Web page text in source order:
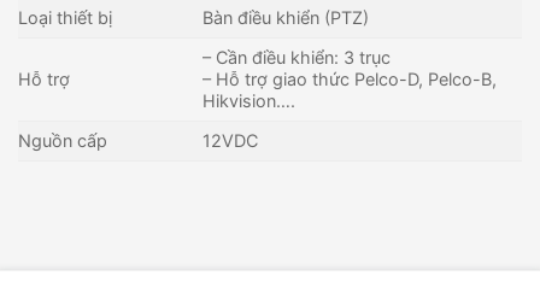
Loại thiết bị Bàn điều khiển (PTZ)
Hỗ trợ
– Cần điều khiển: 3 trục
– Hỗ trợ giao thức Pelco-D, Pelco-B,
Hikvision….
Nguồn cấp
12VDC